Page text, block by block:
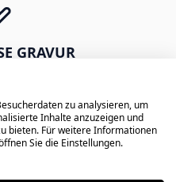
GRAVUR
oder Zeichnungenzu analysieren, um
Inhalte anzuzeigen und
bieten. Für weitere Informationen
Sie die Einstellungen.